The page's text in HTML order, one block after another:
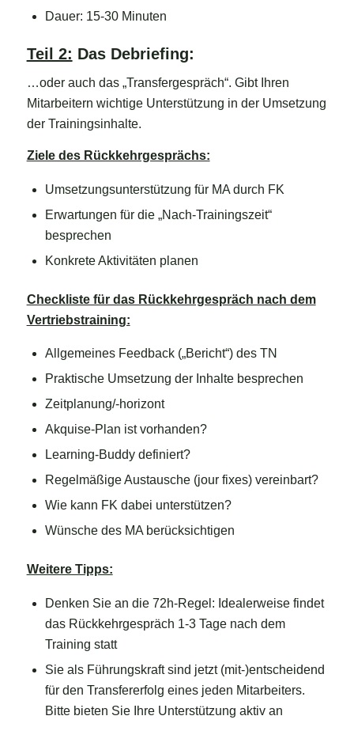
Dauer: 15-30 Minuten
Teil 2: Das Debriefing:
…oder auch das „Transfergespräch“. Gibt Ihren
Mitarbeitern wichtige Unterstützung in der Umsetzung
der Trainingsinhalte.
Ziele des Rückkehrgesprächs:
Umsetzungsunterstützung für MA durch FK
Erwartungen für die „Nach-Trainingszeit“
besprechen
Konkrete Aktivitäten planen
Checkliste für das Rückkehrgespräch nach dem
Vertriebstraining:
Allgemeines Feedback („Bericht“) des TN
Praktische Umsetzung der Inhalte besprechen
Zeitplanung/-horizont
Akquise-Plan ist vorhanden?
Learning-Buddy definiert?
Regelmäßige Austausche (jour fixes) vereinbart?
Wie kann FK dabei unterstützen?
Wünsche des MA berücksichtigen
Weitere Tipps:
Denken Sie an die 72h-Regel: Idealerweise findet
das Rückkehrgespräch 1-3 Tage nach dem
Training statt
Sie als Führungskraft sind jetzt (mit-)entscheidend
für den Transfererfolg eines jeden Mitarbeiters.
Bitte bieten Sie Ihre Unterstützung aktiv an